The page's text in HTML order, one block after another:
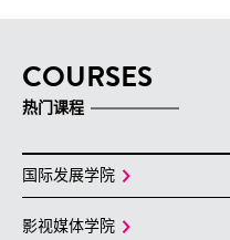
COURSES
热门课程
国际发展学院
影视媒体学院